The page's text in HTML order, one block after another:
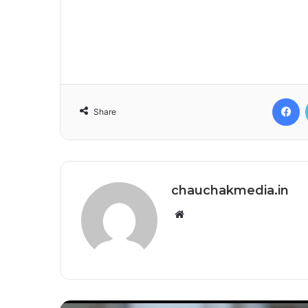
Share
chauchakmedia.in
Website